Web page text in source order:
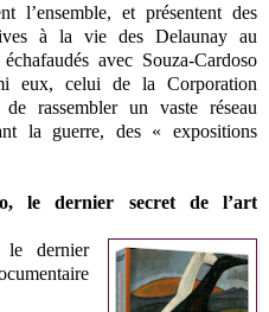
l’ensemble, et présentent des
à la vie des Delaunay au
avec Souza-Cardoso
eux, celui de la Corporation
rassembler un vaste réseau
la guerre, des « expositions
le dernier secret de l’art
le dernier